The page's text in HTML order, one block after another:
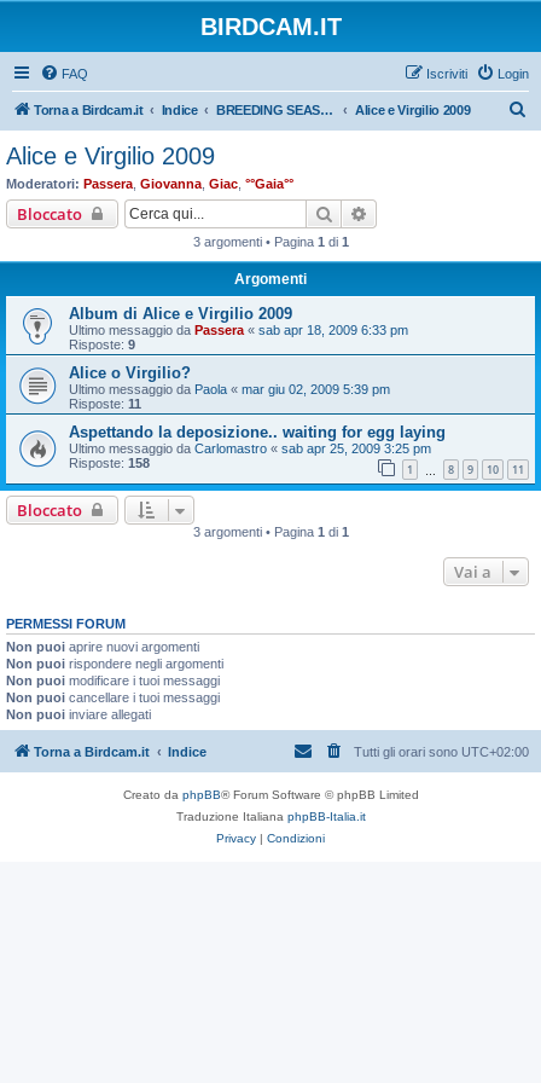
BIRDCAM.IT
FAQ Login
Iscriviti
Torna a Birdcam.it Indice BREEDING SEASON 2009 Alice e Virgilio 2009
Alice e Virgilio 2009
Moderatori: Passera Giovanna Giac °°Gaia°°
Bloccato Cerca
3 argomenti • Pagina 1 di 1
Argomenti
Album di Alice e Virgilio 2009
Ultimo messaggio da Passera « sab apr 18, 2009 6:33 pm
Risposte: 9
Alice o Virgilio?
Ultimo messaggio da Paola « mar giu 02, 2009 5:39 pm
Risposte: 11
Aspettando la deposizione.. waiting for egg laying
Ultimo messaggio da Carlomastro « sab apr 25, 2009 3:25 pm
Risposte: 158 1 8 9 10 11
Bloccato
3 argomenti • Pagina 1 di 1
Vai a
PERMESSI FORUM
Non puoi aprire nuovi argomenti
Non puoi rispondere negli argomenti
Non puoi modificare i tuoi messaggi
Non puoi cancellare i tuoi messaggi
Non puoi inviare allegati
Torna a Birdcam.it Indice Tutti gli orari sono UTC+02:00
Creato da phpBB® Forum Software © phpBB Limited
Traduzione Italiana phpBB-Italia.it
Privacy | Condizioni